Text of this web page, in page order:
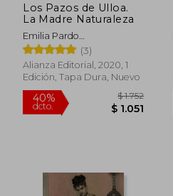
40%
dcto. $ 1.034
Los Pazos de Ulloa.
La Madre Naturaleza
Emilia Pardo
Baz&Aacute;N
(3)
Alianza Editorial, 2020, 1
Edición, Tapa Dura, Nuevo